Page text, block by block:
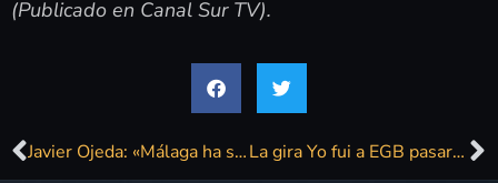
(Publicado en Canal Sur TV).
Javier Ojeda: «Málaga ha sabido generar optimismo y simpatía hacia la ciudad» La gira Yo fui a EGB pasará el 25 de marzo por el Coliseum de A Coruña